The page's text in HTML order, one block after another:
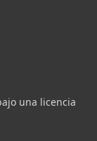
una licencia